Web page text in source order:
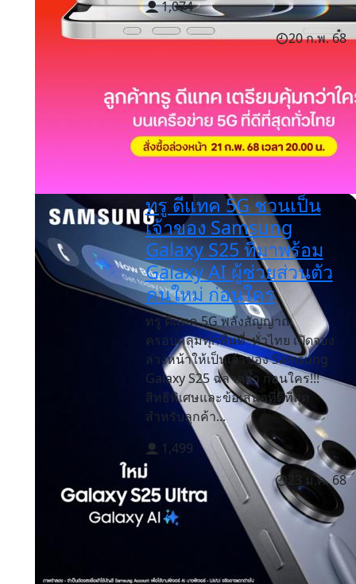
1,074
20 ก.พ. 68
ทรู ดีแทค 5G ชวนเป็น
เจ้าของ Samsung
Galaxy S25 ที่มาพร้อม
Galaxy AI ผู้ช่วยส่วนตัว
คนใหม่ ก่อนใคร
ทรู ดีแทค 5G พลังสัญญาณ
ครอบคลุมทุกพื้นที่ ทั่วไทย เปิดจอง
ล่วงหน้าให้เป็นเจ้าของ Samsung
Galaxy S25 ฉลาดล้ำ ก่อนใคร!!!
สิทธิพิเศษและข้อเสนอที่ดีที่สุด
สำหรับลูกค้า...
1,499
23 ม.ค. 68